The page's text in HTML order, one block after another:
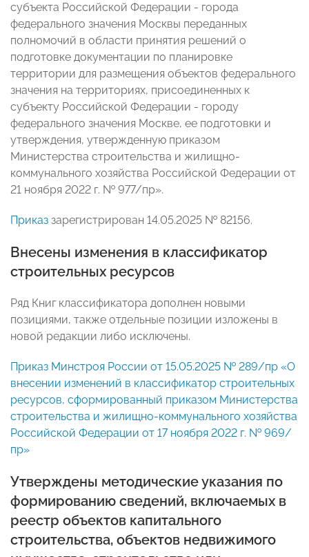
субъекта Российской Федерации - города
федерального значения Москвы переданных
полномочий в области принятия решений о
подготовке документации по планировке
территории для размещения объектов федерального
значения на территориях, присоединенных к
субъекту Российской Федерации - городу
федерального значения Москве, ее подготовки и
утверждения, утвержденную приказом
Министерства строительства и жилищно-
коммунального хозяйства Российской Федерации от
21 ноября 2022 г. № 977/пр».
Приказ зарегистрирован 14.05.2025 № 82156.
Внесены изменения в классификатор
строительных ресурсов
Ряд Книг классификатора дополнен новыми
позициями, также отдельные позиции изложены в
новой редакции либо исключены.
Приказ Минстроя России от 15.05.2025 № 289/пр «О
внесении изменений в классификатор строительных
ресурсов, сформированный приказом Министерства
строительства и жилищно-коммунального хозяйства
Российской Федерации от 17 ноября 2022 г. № 969/
пр»
Утверждены методические указания по
формированию сведений, включаемых в
реестр объектов капитального
строительства, объектов недвижимого